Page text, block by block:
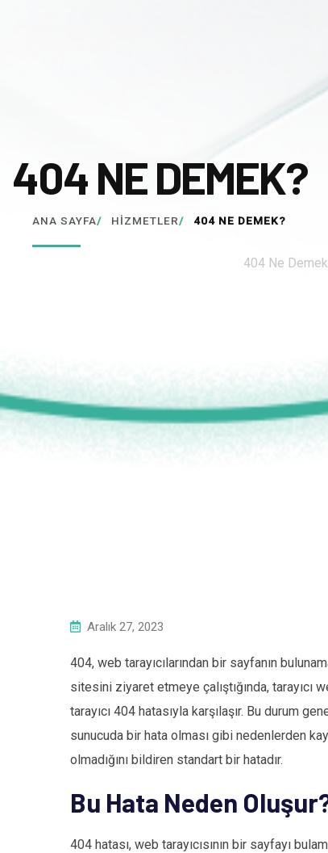
404 NE DEMEK?
ANA SAYFA/ HIZMETLER/ 404 NE DEMEK?
404 Ne
Aralık 27, 2023
404, web tarayıcılarından bir sayfanın
sitesini ziyaret etmeye çalıştığında,
tarayıcı 404 hatasıyla karşılaşır. Bu durum
sunucuda bir hata olması gibi nedenlerden
olmadığını bildiren standart bir hatadır.
Bu Hata Neden
404 hatası, web tarayıcısının bir sayfayı